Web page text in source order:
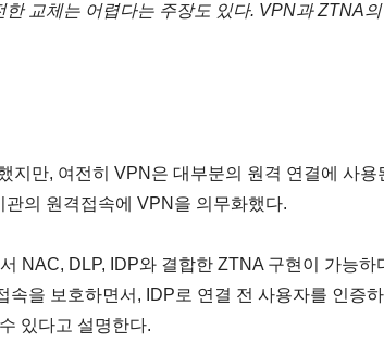
교체는 어렵다는 주장도 있다. VPN과 ZTNA
만, 여전히 VPN은 대부분의 원격 연결에 사용
의 원격접속에 VPN을 의무화했다.
NAC, DLP, IDP와 결합한 ZTNA 구현이 가능
을 보호하면서, IDP로 연결 전 사용자를 인증
있다고 설명한다.